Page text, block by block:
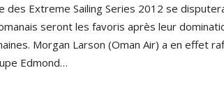
des Extreme Sailing Series 2012 se
seront les favoris après leur
Morgan Larson (Oman Air) a en effet
Edmond…